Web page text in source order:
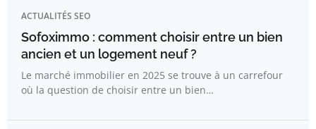
ACTUALITÉS SEO
Sofoximmo : comment choisir entre un bien
ancien et un logement neuf ?
Le marché immobilier en 2025 se trouve à un carrefour
où la question de choisir entre un bien…